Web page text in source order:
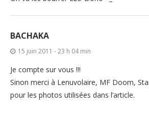
BACHAKA
15 juin 2011 - 23 h 04 min
Je compte sur vous !!!
Sinon merci à Lenuvolaire, MF Doom,
pour les photos utilisées dans l’article.